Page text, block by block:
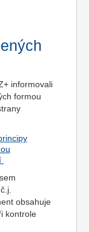
informovali
formou
obsahuje
kontrole